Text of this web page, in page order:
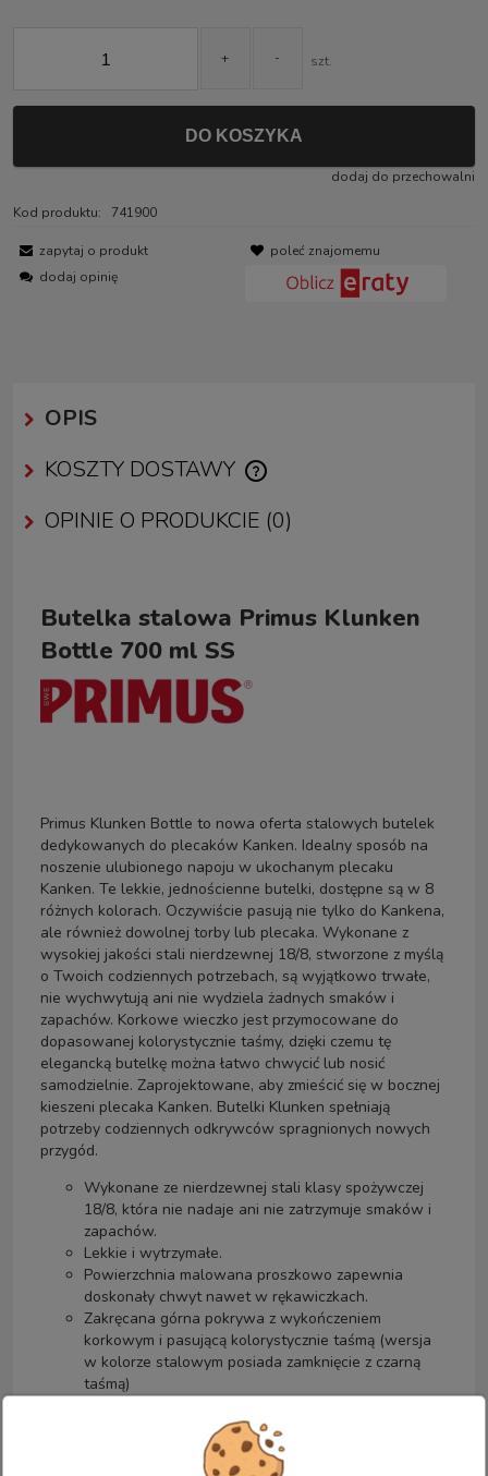
+ - szt.
DO KOSZYKA
dodaj do przechowalni
Kod produktu: 741900
zapytaj o produkt
poleć znajomemu
dodaj opinię
OPIS
KOSZTY DOSTAWY
CENA NIE ZAWIERA EWENTUALNYCH KOSZTÓW PŁATNOŚCI
OPINIE O PRODUKCIE (0)
Butelka stalowa Primus Klunken
Bottle 700 ml SS
Primus Klunken Bottle to nowa oferta stalowych butelek
dedykowanych do plecaków Kanken. Idealny sposób na
noszenie ulubionego napoju w ukochanym plecaku
Kanken. Te lekkie, jednościenne butelki, dostępne są w 8
różnych kolorach. Oczywiście pasują nie tylko do Kankena,
ale również dowolnej torby lub plecaka. Wykonane z
wysokiej jakości stali nierdzewnej 18/8, stworzone z myślą
o Twoich codziennych potrzebach, są wyjątkowo trwałe,
nie wychwytują ani nie wydziela żadnych smaków i
zapachów. Korkowe wieczko jest przymocowane do
dopasowanej kolorystycznie taśmy, dzięki czemu tę
elegancką butelkę można łatwo chwycić lub nosić
samodzielnie. Zaprojektowane, aby zmieścić się w bocznej
kieszeni plecaka Kanken. Butelki Klunken spełniają
potrzeby codziennych odkrywców spragnionych nowych
przygód.
Wykonane ze nierdzewnej stali klasy spożywczej
18/8, która nie nadaje ani nie zatrzymuje smaków i
zapachów.
Lekkie i wytrzymałe.
Powierzchnia malowana proszkowo zapewnia
doskonały chwyt nawet w rękawiczkach.
Zakręcana górna pokrywa z wykończeniem
korkowym i pasującą kolorystycznie taśmą (wersja
w kolorze stalowym posiada zamknięcie z czarną
taśmą)
pasuje do bocznej kieszeni plecaka Kanken
Duży otwór jest ułatwia napełnianie i czyszczenie.
Butelka oferowana w dwóch wersjach: